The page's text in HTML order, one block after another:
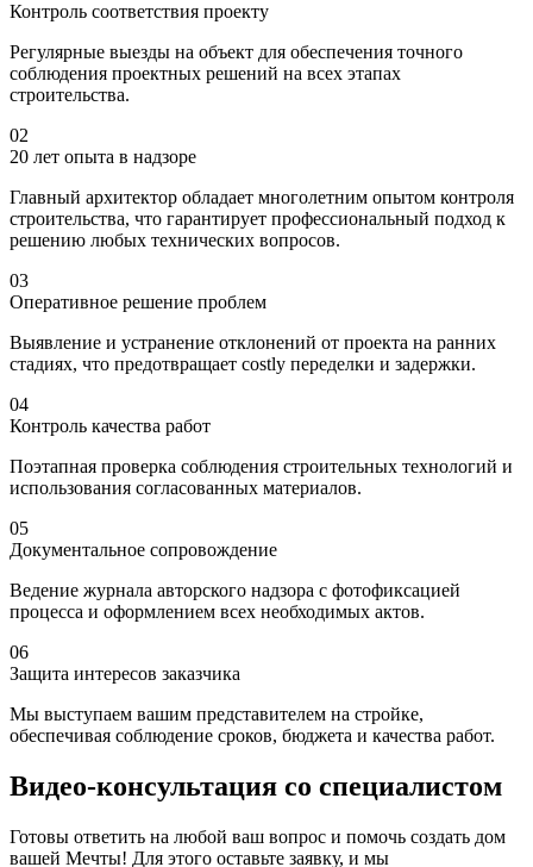
Контроль соответствия проекту
Регулярные выезды на объект для обеспечения точного
соблюдения проектных решений на всех этапах
строительства.
02
20 лет опыта в надзоре
Главный архитектор обладает многолетним опытом контроля
строительства, что гарантирует профессиональный подход к
решению любых технических вопросов.
03
Оперативное решение проблем
Выявление и устранение отклонений от проекта на ранних
стадиях, что предотвращает costly переделки и задержки.
04
Контроль качества работ
Поэтапная проверка соблюдения строительных технологий и
использования согласованных материалов.
05
Документальное сопровождение
Ведение журнала авторского надзора с фотофиксацией
процесса и оформлением всех необходимых актов.
06
Защита интересов заказчика
Мы выступаем вашим представителем на стройке,
обеспечивая соблюдение сроков, бюджета и качества работ.
Видео-консультация со специалистом
Готовы ответить на любой ваш вопрос и помочь создать дом
вашей Мечты! Для этого оставьте заявку, и мы